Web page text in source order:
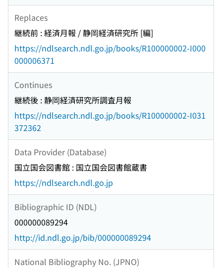
Replaces
継続前 : 経済月報 / 静岡経済研究所 [編]
https://ndlsearch.ndl.go.jp/books/R100000002-I000
000006371
Continues
継続後 : 静岡経済研究所調査月報
https://ndlsearch.ndl.go.jp/books/R100000002-I031
372362
Data Provider (Database)
国立国会図書館 : 国立国会図書館蔵書
https://ndlsearch.ndl.go.jp
Bibliographic ID (NDL)
000000089294
http://id.ndl.go.jp/bib/000000089294
National Bibliography No. (JPNO)